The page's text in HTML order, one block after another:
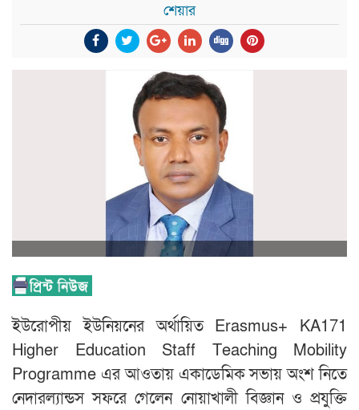
শেয়ার
ইউরোপীয় ইউনিয়নের অর্থায়িত Erasmus+ KA171
Higher Education Staff Teaching Mobility
Programme এর আওতায় একাডেমিক সভায় অংশ নিতে
নেদারল্যান্ডস সফরে গেলেন নোয়াখালী বিজ্ঞান ও প্রযুক্তি